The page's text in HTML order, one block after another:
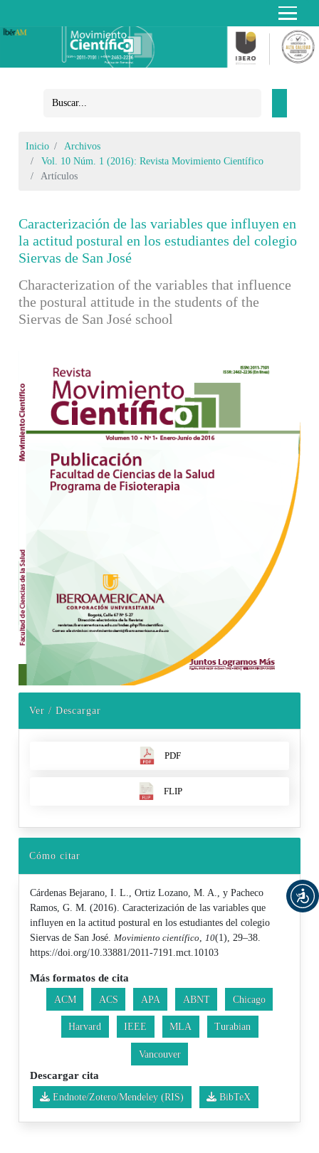
Inicio
Archivos
Vol. 10 Núm. 1 (2016): Revista Movimiento Científico
Artículos
Caracterización de las variables que influyen en
la actitud postural en los estudiantes del colegio
Siervas de San José
Characterization of the variables that influence
the postural attitude in the students of the
Siervas de San José school
Barra lateral del artículo
Ver / Descargar
PDF
FLIP
Cómo citar
Cárdenas Bejarano, I. L., Ortiz Lozano, M. A., y Pacheco
Ramos, G. M. (2016). Caracterización de las variables que
influyen en la actitud postural en los estudiantes del colegio
Siervas de San José. Movimiento científico 10(1), 29–38.
https://doi.org/10.33881/2011-7191.mct.10103
Más formatos de cita
ACM ACS APA ABNT Chicago
Harvard IEEE MLA Turabian
Vancouver
Descargar cita
Endnote/Zotero/Mendeley (RIS) BibTeX